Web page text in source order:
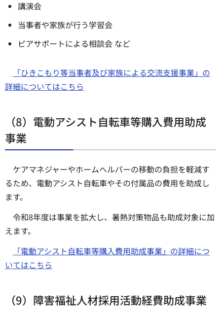
講演会
当事者や家族が行う学習会
ピアサポートによる相談会 など
「ひきこもり等当事者及び家族による交流支援事業」の
詳細についてはこちら
（8）電動アシスト自転車等購入費用助成
事業
ケアマネジャーやホームヘルパーの移動の負担を軽減す
るため、電動アシスト自転車やその付属品の費用を助成し
ます。
令和8年度は事業を拡大し、暑熱対策物品も助成対象に加
えます。
「電動アシスト自転車等購入費用助成事業」の詳細につ
いてはこちら
（9）障害福祉人材採用活動経費助成事業